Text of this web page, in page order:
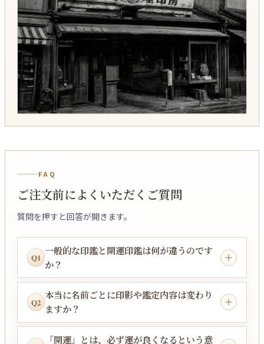
FAQ
ご注文前によくいただくご質問
質問を押すと回答が開きます。
Q1
一般的な印鑑と開運印鑑は何が違うのです
か？
Q2
本当に名前ごとに印影や鑑定内容は変わり
ますか？
「開運」とは、必ず運が良くなるという意